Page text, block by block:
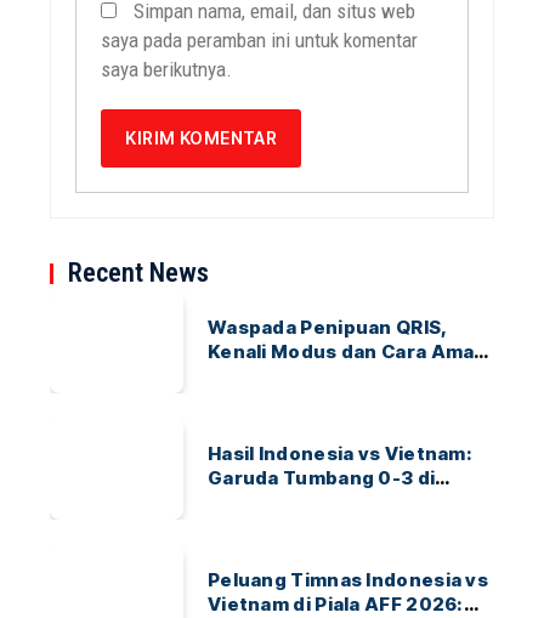
Simpan nama, email, dan situs web
saya pada peramban ini untuk komentar
saya berikutnya.
Recent News
Waspada Penipuan QRIS,
Kenali Modus dan Cara Aman
Hasil Indonesia vs Vietnam:
Garuda Tumbang 0-3 di
Peluang Timnas Indonesia vs
Vietnam di Piala AFF 2026: